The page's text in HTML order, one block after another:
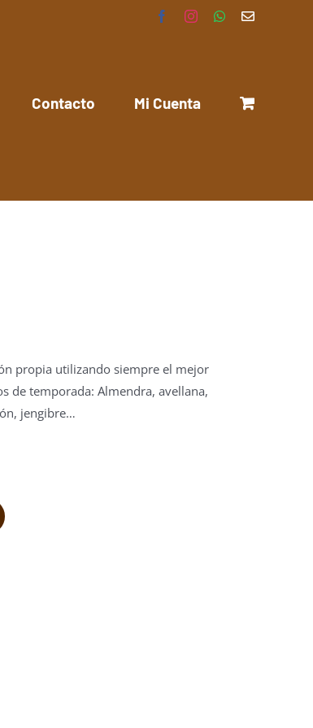
FacebookInstagramWhatsApp
Correo
Contacto Mi Cuenta
propia utilizando siempre el mejor
de temporada: Almendra, avellana,
jengibre…